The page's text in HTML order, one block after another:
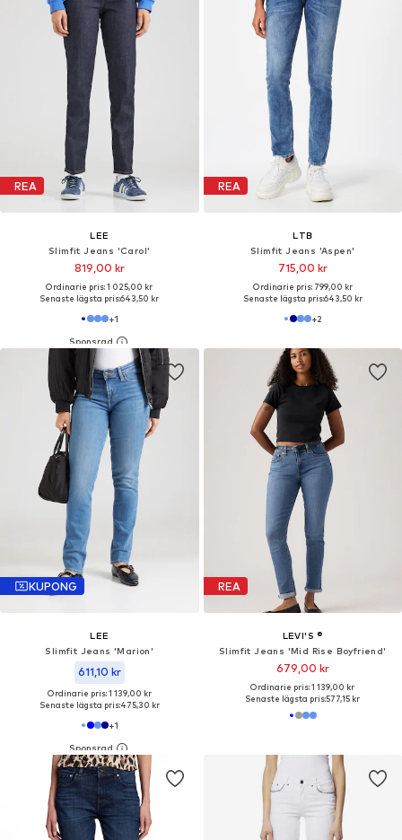
REA
LEE
Slimfit Jeans 'Carol'
819,00 kr
Ordinarie pris: 1 025,00 kr
Senaste lägsta pris:643,50 kr
+1
REA
LTB
Slimfit Jeans 'Aspen'
715,00 kr
Ordinarie pris: 799,00 kr
Senaste lägsta pris:643,50 kr
+2
KUPONG
LEE
Slimfit Jeans 'Marion'
611,10 kr
Ordinarie pris: 1 139,00 kr
Senaste lägsta pris:475,30 kr
+1
REA
LEVI'S ®
Slimfit Jeans 'Mid Rise Boyfriend'
679,00 kr
Ordinarie pris: 1 139,00 kr
Senaste lägsta pris:577,15 kr